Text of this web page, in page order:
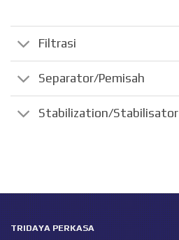
Filtrasi
Separator/Pemisah
Stabilization/Stabilisator
TRIDAYA PERKASA